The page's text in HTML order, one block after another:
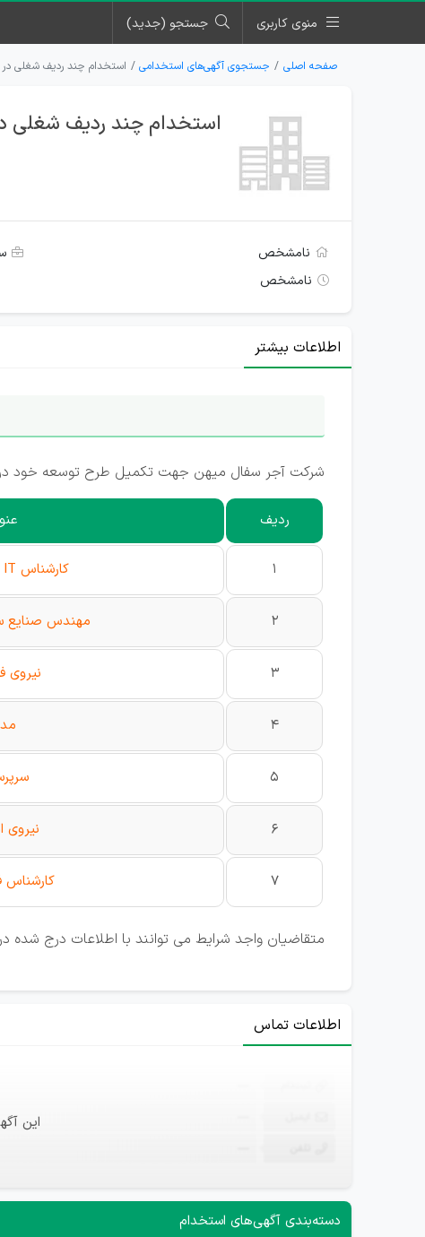
منوی کاربری جستجو (جدید)
صفحه اصلی جستجوی آگهی‌های استخدامی استخدام چند ردیف شغلی
استخدام چند ردیف شغلی
نامشخص
نامشخص
اطلاعات بیشتر
شرکت آجر سفال میهن جهت تکمیل طرح توسعه خود در
ردیف
1 کارشناس IT دیجیتال مارکتینگ
2 مهندس صنایع
3 نیروی
4
5
6 نیروی
7 کارشناس
متقاضیان واجد شرایط می توانند با اطلاعات درج
اطلاعات تماس
این
دسته‌بندی آگهی‌های استخدام